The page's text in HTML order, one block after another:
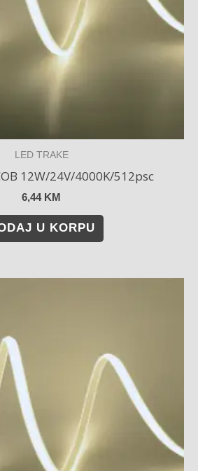
LED TRAKE
12W/24V/4000K/512psc
6,44 KM
U KORPU